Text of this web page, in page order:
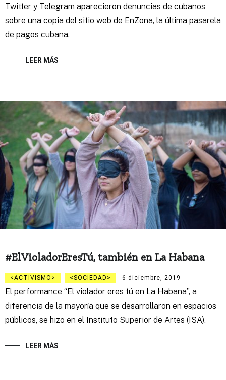
Twitter y Telegram aparecieron denuncias de cubanos
sobre una copia del sitio web de EnZona, la última pasarela
de pagos cubana.
LEER MÁS
#ElVioladorEresTú, también en La Habana
ACTIVISMO SOCIEDAD 6 diciembre, 2019
El performance “El violador eres tú en La Habana”, a
diferencia de la mayoría que se desarrollaron en espacios
públicos, se hizo en el Instituto Superior de Artes (ISA).
LEER MÁS